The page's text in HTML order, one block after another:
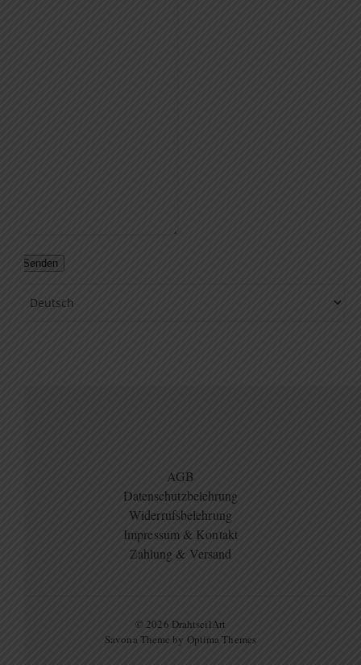
Senden
AGB
Datenschutzbelehrung
Widerrufsbelehrung
Impressum & Kontakt
Zahlung & Versand
© 2026 DrahtseilArt
Savona Theme by Optima Themes